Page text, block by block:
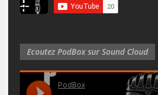
Ecoutez PodBox sur Sound Cloud